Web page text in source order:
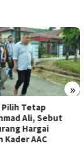
»
Tetap
Ali, Sebut
Hargai
Kader AAC